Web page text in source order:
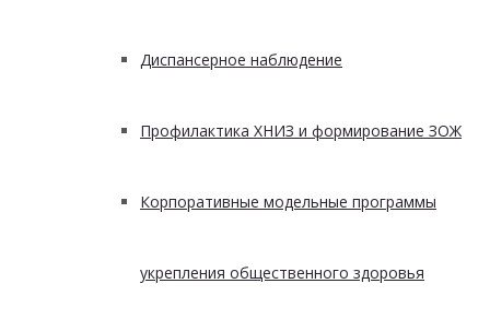
Диспансерное наблюдение
Профилактика ХНИЗ и формирование ЗОЖ
Корпоративные модельные программы
укрепления общественного здоровья